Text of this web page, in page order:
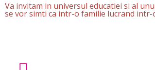
Va invitam in universul educatiei si al
se vor simti ca intr-o familie lucrand